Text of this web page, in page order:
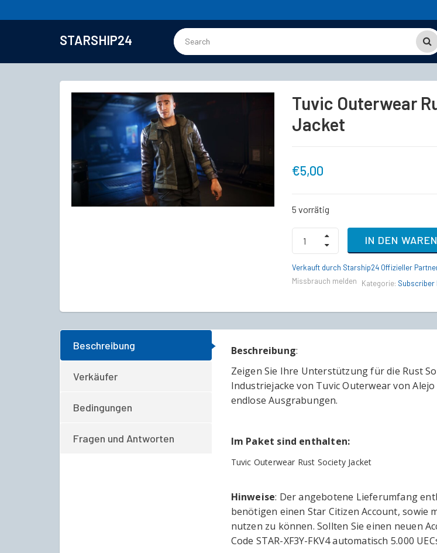
STARSHIP24
Tuvic Outerwear
Jacket
€5,00
5 vorrätig
Tuvic
Outerwear
Rust
Society
quantity
IN DEN
Verkauft durch Starship24 Offizieller
Missbrauch melden
Kategorie: Subscriber
Beschreibung
Verkäufer
Bedingungen
Fragen und Antworten
Beschreibung:
Zeigen Sie Ihre Unterstützung für die Rust
Industriejacke von Tuvic Outerwear von
endlose Ausgrabungen.
Im Paket sind enthalten:
Tuvic Outerwear Rust Society Jacket
Hinweise: Der angebotene Lieferumfang
benötigen einen Star Citizen Account, sowie
nutzen zu können. Sollten Sie einen neuen
Code STAR-XF3Y-FKV4 automatisch 5.000